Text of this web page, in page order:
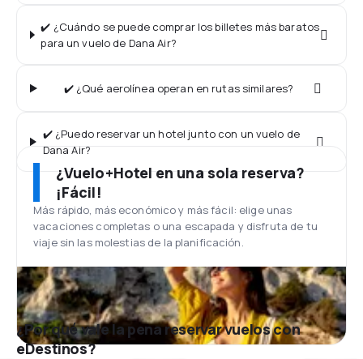
✔️ ¿Cuándo se puede comprar los billetes más baratos
para un vuelo de Dana Air?
✔️ ¿Qué aerolínea operan en rutas similares?
✔️ ¿Puedo reservar un hotel junto con un vuelo de
Dana Air?
¿Vuelo+Hotel en una sola reserva?
¡Fácil!
Más rápido, más económico y más fácil: elige unas
vacaciones completas o una escapada y disfruta de tu
viaje sin las molestias de la planificación.
¿Por qué vale la pena reservar vuelos con
eDestinos?